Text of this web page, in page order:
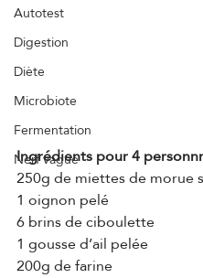
Autotest
Digestion
Diète
Microbiote
Fermentation
Nerf vague
Ingrédients pour 4
250g de miettes de morue
1 oignon pelé
6 brins de ciboulette
1 gousse d’ail pelée
200g de farine